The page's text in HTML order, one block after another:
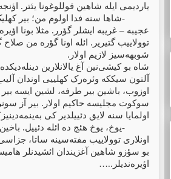
یاردیمی ایله شاهین قوللوغونا یئتر.
-شاها سنه فدا اولوم من؛ بیر
عجیبه – غریبه ایشلر گؤرر. مثلا بونا
توولاییب گتیریر. ائله اونا گؤره من
شوبهه‌سیز لازیم اولار .
شاه بو کیشی‌نین آغ یالانلارین
آلتون سیککه وئره‌رک کهلییی اوندان
اوزوب، باشین بیر طرفه، لشین ایسه بیر
سوکوت مجلیسه حاکیم اولار. بیر آز
اولمایا سنه لایق دئییلدیر کی
-یوخ، یوخ هئچ ده ائله دئییل.
اونلاری توولاییب مفته‌سینه ساتا، جزاسی
بو سؤزو شاهین آغزیندان ائشیدنلر
اؤیره‌ندیلر …..